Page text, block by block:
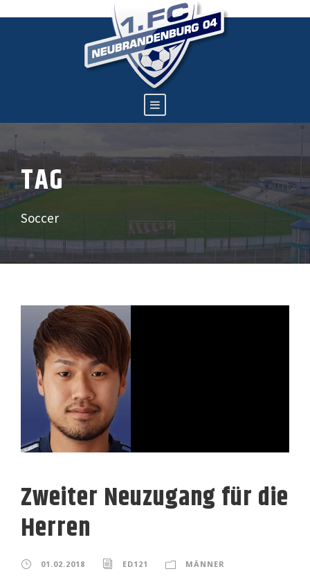
TAG
Soccer
Zweiter Neuzugang für die
Herren
01.02.2018 ED121 MÄNNER